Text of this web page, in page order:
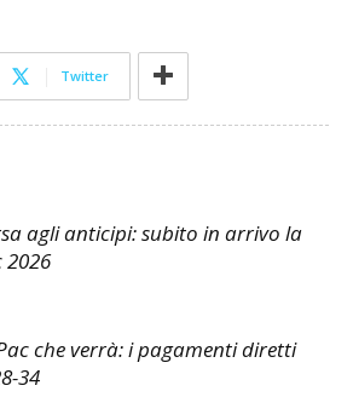
Twitter
agli anticipi: subito in arrivo la
2026
che verrà: i pagamenti diretti
34